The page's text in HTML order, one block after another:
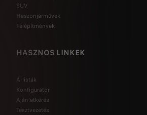
SUV
Haszonjárművek
Felépítmények
HASZNOS LINKEK
Árlisták
Konfigurátor
Ajánlatkérés
Tesztvezetés